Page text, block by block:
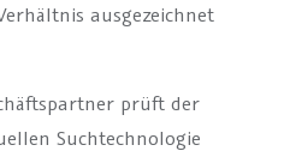
ausgezeichnet
prüft der
Suchtechnologie